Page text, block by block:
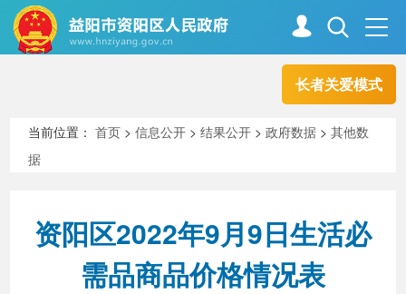
长者关爱模式
走进资阳
新闻中心 解读回应
当前位置：首页 >信息公开 >结果公开 >政府数据 >其他数
据
资阳区2022年9月9日生活必
需品商品价格情况表